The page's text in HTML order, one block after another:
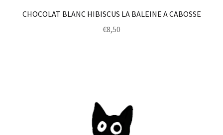
CHOCOLAT BLANC HIBISCUS LA BALEINE A CABOSSE
€8,50